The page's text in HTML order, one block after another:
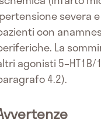
severa
con
La
agonisti
4.2).